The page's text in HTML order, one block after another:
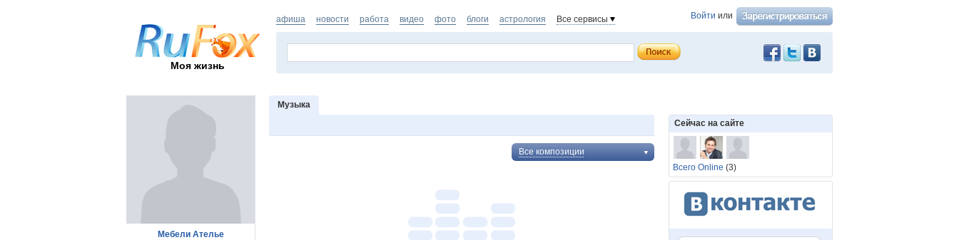
Моя жизнь
Войти или
афиша новости работа видео фото блоги астрология Все сервисы
Музыка
Все композиции
Мебели Ателье
Сейчас на сайте
Всего Online (3)